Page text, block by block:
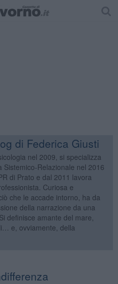
di Federica Giusti
nel 2009, si specializza
Sistemico-Relazionale nel 2016
di Prato e dal 2011 lavora
Curiosa e
che le accade intorno, ha da
della narrazione da una
definisce amante del mare,
e, ovviamente, della